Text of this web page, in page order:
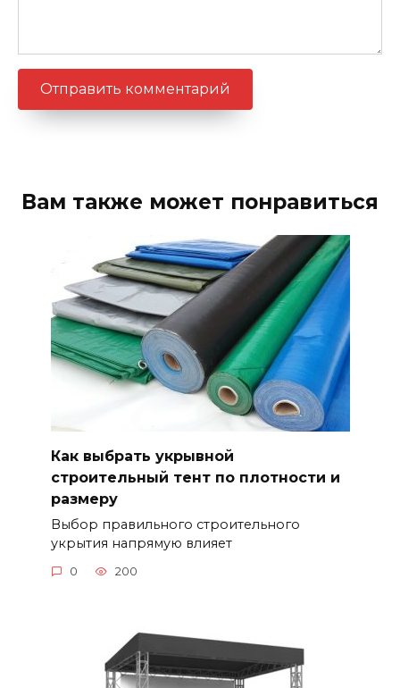
Вам также может понравиться
Как выбрать укрывной
строительный тент по плотности и
размеру
Выбор правильного строительного
укрытия напрямую влияет
0 200